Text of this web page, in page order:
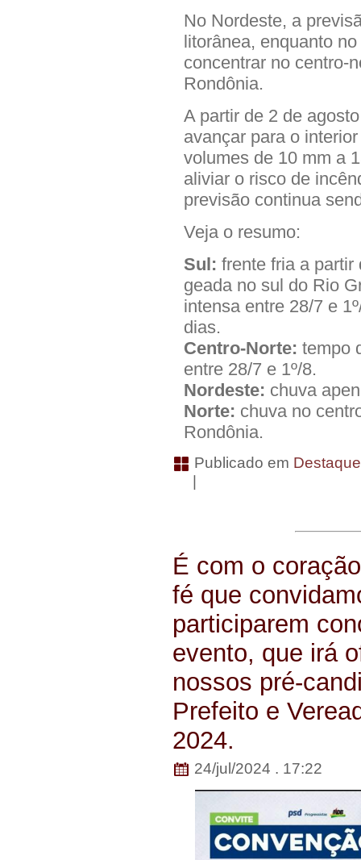
No Nordeste, a
litorânea, enquanto
concentrar no centro-
Rondônia.
A partir de 2 de
avançar para o
volumes de 10 mm a
aliviar o risco de
previsão continua
Veja o resumo:
Sul: frente fria a partir
geada no sul do Rio
intensa entre 28/7 e
dias.
Centro-Norte: tempo
entre 28/7 e 1º/8.
Nordeste: chuva
Norte: chuva no
Rondônia.
Publicado em
É com o
fé que
participarem
evento, que irá
nossos pré-
Prefeito e
2024.
24/jul/2024 . 17:22